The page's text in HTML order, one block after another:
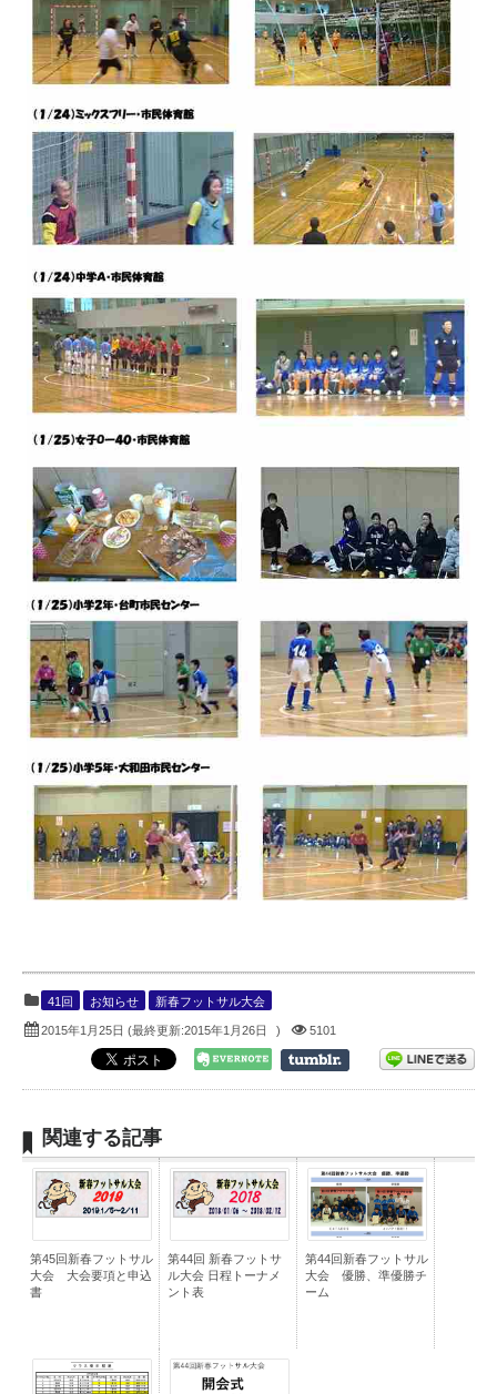
41回 お知らせ 新春フットサル大会
2015年1月25日 (最終更新:2015年1月26日 ) 5101
関連する記事
第45回新春フットサル
大会 大会要項と申込
書
第44回 新春フットサ
ル大会 日程トーナメ
ント表
第44回新春フットサル
大会 優勝、準優勝チ
ーム